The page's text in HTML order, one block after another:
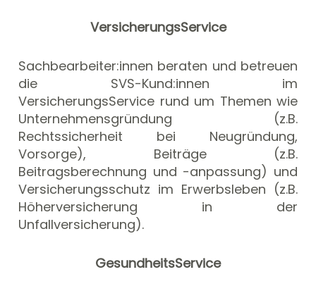
VersicherungsService
Sachbearbeiter:innen beraten und betreuen
die SVS-Kund:innen im
VersicherungsService rund um Themen wie
Unternehmensgründung (z.B.
Rechtssicherheit bei Neugründung,
Vorsorge), Beiträge (z.B.
Beitragsberechnung und -anpassung) und
Versicherungsschutz im Erwerbsleben (z.B.
Höherversicherung in der
Unfallversicherung).
GesundheitsService